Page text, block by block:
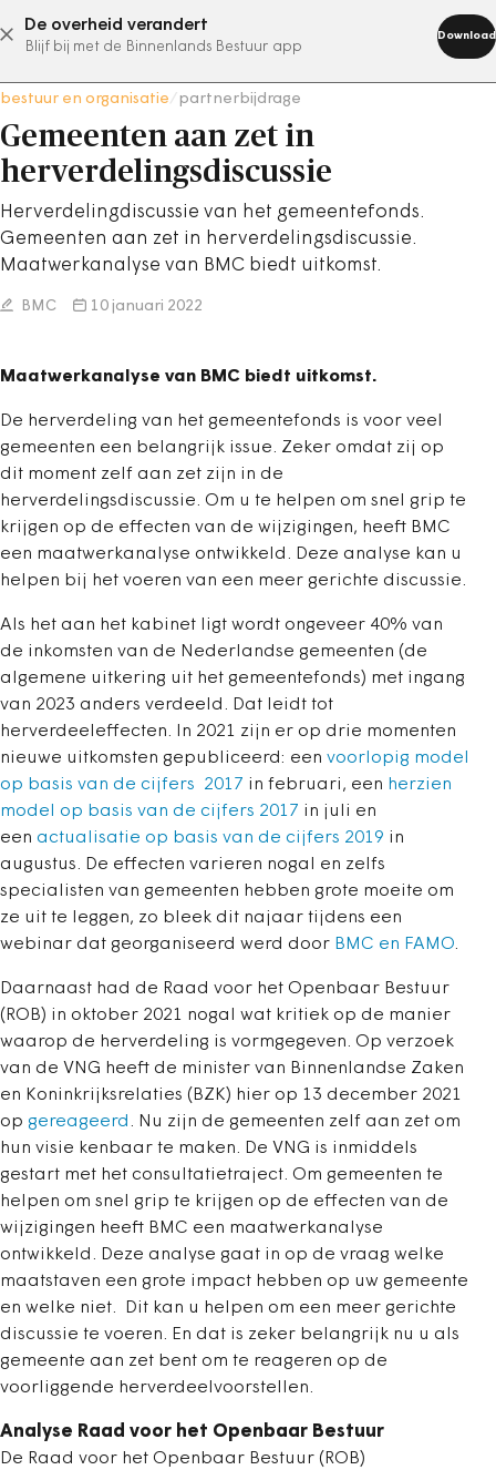
De overheid verandert
Blijf bij met de Binnenlands Bestuur app
Download
bestuur en organisatie partnerbijdrage
Gemeenten aan zet in
herverdelingsdiscussie
Herverdelingdiscussie van het gemeentefonds.
Gemeenten aan zet in herverdelingsdiscussie.
Maatwerkanalyse van BMC biedt uitkomst.
BMC 10 januari 2022
Maatwerkanalyse van BMC biedt uitkomst.
De herverdeling van het gemeentefonds is voor veel
gemeenten een belangrijk issue. Zeker omdat zij op
dit moment zelf aan zet zijn in de
herverdelingsdiscussie. Om u te helpen om snel grip te
krijgen op de effecten van de wijzigingen, heeft BMC
een maatwerkanalyse ontwikkeld. Deze analyse kan u
helpen bij het voeren van een meer gerichte discussie.
Als het aan het kabinet ligt wordt ongeveer 40% van
de inkomsten van de Nederlandse gemeenten (de
algemene uitkering uit het gemeentefonds) met ingang
van 2023 anders verdeeld. Dat leidt tot
herverdeeleffecten. In 2021 zijn er op drie momenten
nieuwe uitkomsten gepubliceerd: een voorlopig model
op basis van de cijfers 2017 in februari, een herzien
model op basis van de cijfers 2017 in juli en
een actualisatie op basis van de cijfers 2019 in
augustus. De effecten varieren nogal en zelfs
specialisten van gemeenten hebben grote moeite om
ze uit te leggen, zo bleek dit najaar tijdens een
webinar dat georganiseerd werd door BMC en FAMO.
Daarnaast had de Raad voor het Openbaar Bestuur
(ROB) in oktober 2021 nogal wat kritiek op de manier
waarop de herverdeling is vormgegeven. Op verzoek
van de VNG heeft de minister van Binnenlandse Zaken
en Koninkrijksrelaties (BZK) hier op 13 december 2021
op gereageerd . Nu zijn de gemeenten zelf aan zet om
hun visie kenbaar te maken. De VNG is inmiddels
gestart met het consultatietraject. Om gemeenten te
helpen om snel grip te krijgen op de effecten van de
wijzigingen heeft BMC een maatwerkanalyse
ontwikkeld. Deze analyse gaat in op de vraag welke
maatstaven een grote impact hebben op uw gemeente
en welke niet. Dit kan u helpen om een meer gerichte
discussie te voeren. En dat is zeker belangrijk nu u als
gemeente aan zet bent om te reageren op de
voorliggende herverdeelvoorstellen.
Analyse Raad voor het Openbaar Bestuur
De Raad voor het Openbaar Bestuur (ROB)